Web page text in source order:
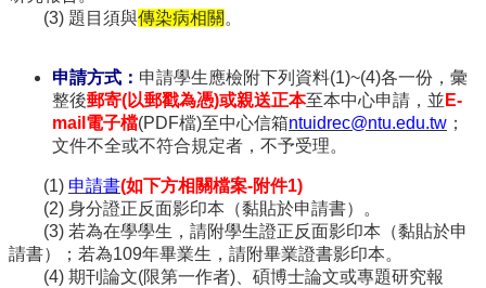
彙
最
介
(3) 題目須與傳染病相關 。
申請方式： 申請學生應檢附下列資料(1)~(4)各一份，彙
整後郵寄(以郵戳為憑)或親送正本至本中心申請，並 E-
mail電子檔(PDF檔)至中心信箱ntuidrec@ntu.edu.tw ；
文件不全或不符合規定者，不予受理。
(1) 申請書(如下方相關檔案-附件1)
(2) 身分證正反面影印本（黏貼於申請書）。
(3) 若為在學學生，請附學生證正反面影印本（黏貼於申
請書）；若為109年畢業生，請附畢業證書影印本。
(4) 期刊論文(限第一作者)、碩博士論文或專題研究報